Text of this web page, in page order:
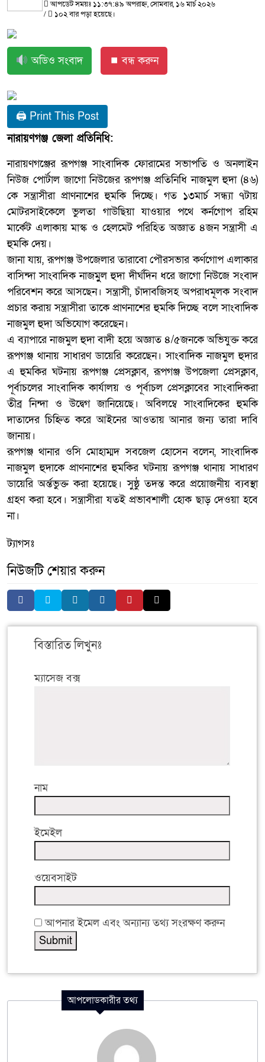
আপডেট সময়ঃ ১১:৩৭:৪৯ অপরাহ্ন, সোমবার, ১৬ মার্চ ২০২৬
/
১০২ বার পড়া হয়েছে।
অডিও সংবাদ ⏹ বন্ধ করুন
🖨 Print This Post
নারায়ণগঞ্জ জেলা প্রতিনিধি:
নারায়ণগঞ্জের রূপগঞ্জ সাংবাদিক ফোরামের সভাপতি ও অনলাইন
নিউজ পোর্টাল জাগো নিউজের রূপগঞ্জ প্রতিনিধি নাজমুল হুদা (৪৬)
কে সন্ত্রাসীরা প্রাণনাশের হুমকি দিচ্ছে। গত ১৩মার্চ সন্ধ্যা ৭টায়
মোটরসাইকেলে ভুলতা গাউছিয়া যাওয়ার পথে কর্নগোপ রহিম
মার্কেট এলাকায় মাস্ক ও হেলমেট পরিহিত অজ্ঞাত ৪জন সন্ত্রাসী এ
হুমকি দেয়।
জানা যায়, রূপগঞ্জ উপজেলার তারাবো পৌরসভার কর্ণগোপ এলাকার
বাসিন্দা সাংবাদিক নাজমুুল হুদা দীর্ঘদিন ধরে জাগো নিউজে সংবাদ
পরিবেশন করে আসছেন। সন্ত্রাসী, চাঁদাবজিসহ অপরাধমূলক সংবাদ
প্রচার করায় সন্ত্রাসীরা তাকে প্রাণনাশের হুমকি দিচ্ছে বলে সাংবাদিক
নাজমুল হুদা অভিযোগ করেছেন।
এ ব্যাপারে নাজমুল হুদা বাদী হয়ে অজ্ঞাত ৪/৫জনকে অভিযুক্ত করে
রূপগঞ্জ থানায় সাধারণ ডায়েরি করেছেন। সাংবাদিক নাজমুল হুদার
এ হুমকির ঘটনায় রূপগঞ্জ প্রেসক্লাব, রূপগঞ্জ উপজেলা প্রেসক্লাব,
পূর্বাচলের সাংবাদিক কার্যালয় ও পূর্বাচল প্রেসক্লাবের সাংবাদিকরা
তীব্র নিন্দা ও উদ্বেগ জানিয়েছে। অবিলম্বে সাংবাদিকের হুমকি
দাতাদের চিহ্নিত করে আইনের আওতায় আনার জন্য তারা দাবি
জানায়।
রূপগঞ্জ থানার ওসি মোহাম্মদ সবজেল হোসেন বলেন, সাংবাদিক
নাজমুল হুদাকে প্রাণনাশের হুমকির ঘটনায় রূপগঞ্জ থানায় সাধারণ
ডায়েরি অর্ন্তভুক্ত করা হয়েছে। সুষ্ঠু তদন্ত করে প্রয়োজনীয় ব্যবস্থা
গ্রহণ করা হবে। সন্ত্রাসীরা যতই প্রভাবশালী হোক ছাড় দেওয়া হবে
না।
ট্যাগসঃ
নিউজটি শেয়ার করুন
বিস্তারিত লিখুনঃ
ম্যাসেজ বক্স
নাম
ইমেইল
ওয়েবসাইট
আপনার ইমেল এবং অন্যান্য তথ্য সংরক্ষণ করুন
আপলোডকারীর তথ্য